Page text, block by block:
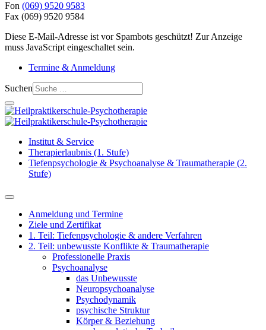
Fon (069) 9520 9583
Fax (069) 9520 9584
Diese E-Mail-Adresse ist vor Spambots geschützt! Zur Anzeige
muss JavaScript eingeschaltet sein.
Termine & Anmeldung
Suchen
Institut & Service
Therapierlaubnis (1. Stufe)
Tiefenpsychologie & Psychoanalyse & Traumatherapie (2.
Stufe)
Anmeldung und Termine
Ziele und Zertifikat
1. Teil: Tiefenpsychologie & andere Verfahren
2. Teil: unbewusste Konflikte & Traumatherapie
Professionelle Praxis
Psychoanalyse
das Unbewusste
Neuropsychoanalyse
Psychodynamik
psychische Struktur
Körper & Beziehung